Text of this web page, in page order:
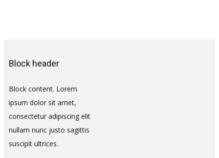
Block header
Block content. Lorem
ipsum dolor sit amet,
consectetur adipiscing elit
nullam nunc justo sagittis
suscipit ultrices.